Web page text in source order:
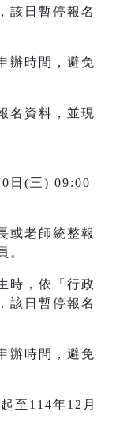
該日暫停報名
辦時間，避免
名資料，並現
日(三) 09:00
或老師統整報
。
時，依「行政
該日暫停報名
辦時間，避免
至114年12月